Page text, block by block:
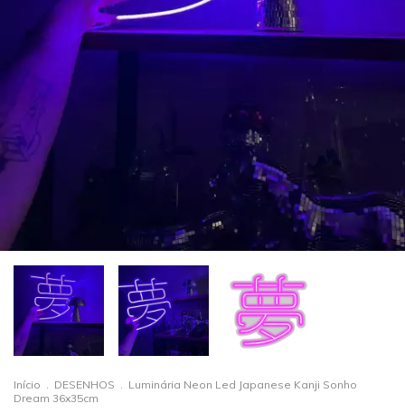
Início . DESENHOS . Luminária Neon Led Japanese Kanji Sonho
Dream 36x35cm